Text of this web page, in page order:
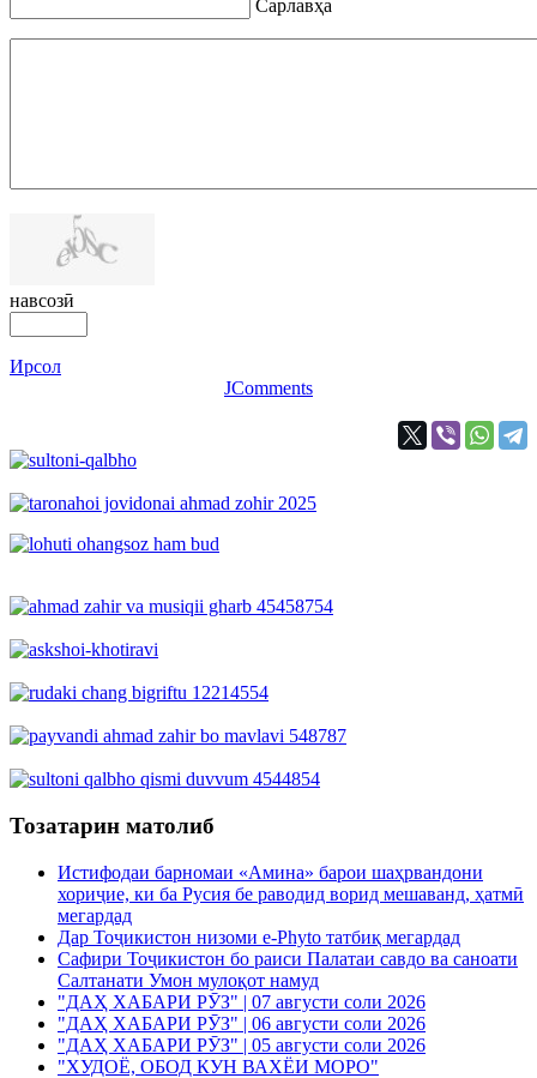
Сарлавҳа
навсозӣ
Ирсол
JComments
Тозатарин матолиб
Истифодаи барномаи «Амина» барои шаҳрвандони
хориҷие, ки ба Русия бе раводид ворид мешаванд, ҳатмӣ
мегардад
Дар Тоҷикистон низоми e-Phyto татбиқ мегардад
Сафири Тоҷикистон бо раиси Палатаи савдо ва саноати
Салтанати Умон мулоқот намуд
"ДАҲ ХАБАРИ РӮЗ" | 07 августи соли 2026
"ДАҲ ХАБАРИ РӮЗ" | 06 августи соли 2026
"ДАҲ ХАБАРИ РӮЗ" | 05 августи соли 2026
"ХУДОЁ, ОБОД КУН ВАХЁИ МОРО"